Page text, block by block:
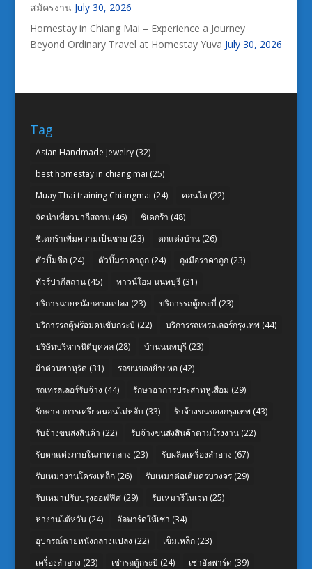
สมัครงาน July 30, 2026
Homestay in Chiang Mai – Experience a Journey
Beyond Ordinary Travel at Homestay Yuva July 30, 2026
Tag
Asian Handmade Jewelry(32)
best homestay in chiang mai (25)
Muay Thai training Chiangmai (24) คอนโด (22)
จัดนำเที่ยวปากีสถาน(46) ซิเดกร้า (48)
ซิเดกร้าเพิ่มความเป็นชาย (23) ตกแต่งบ้าน(26)
ตัวปั๊มชื่อ(24) ตัวปั๊มราคาถูก(24) ถุงมือราคาถูก(23)
ทัวร์ปากีสถาน(45) ทาวน์โฮม นนทบุรี(31)
บริการฉายหนังกลางแปลง (23) บริการรถตู้กระบี่ (23)
บริการรถตู้พร้อมคนขับกระบี่ (22) บริการรถเทรลเลอร์กรุงเทพ (44)
บริษัทบริหารนิติบุคคล(28) บ้านนนทบุรี(23)
ผ้าต่วนพาหุรัด (31) รถขนของย้ายหอ(42)
รถเทรลเลอร์รับจ้าง (44) รักษาอาการประสาทหูเสื่อม (29)
รักษาอาการเครียดนอนไม่หลับ (33) รับจ้างขนของกรุงเทพ (43)
รับจ้างขนส่งสินค้า (22) รับจ้างขนส่งสินค้าตามโรงงาน(22)
รับตกแต่งภายในภาคกลาง (23) รับผลิตเครื่องสำอาง (67)
รับเหมางานโครงเหล็ก(26) รับเหมาต่อเติมครบวงจร(29)
รับเหมาปรับปรุงออฟฟิศ(29) รับเหมารีโนเวท (25)
หางานไต้หวัน(24) อัลพาร์ดให้เช่า (34)
อุปกรณ์ฉายหนังกลางแปลง (22) เข็มเหล็ก(23)
เครื่องสำอาง (23) เช่ารถตู้กระบี่ (24) เช่าอัลพาร์ด (39)